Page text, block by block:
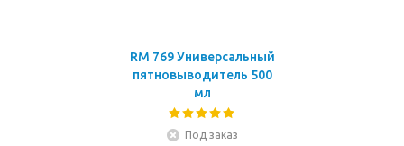
RM 769 Универсальный
пятновыводитель 500
мл
Под заказ